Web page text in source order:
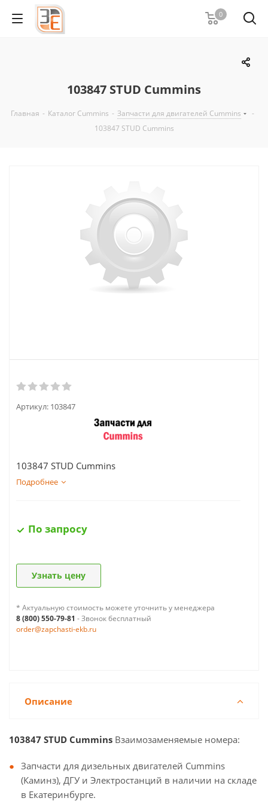
0
103847 STUD Cummins
Главная - Каталог Cummins - Запчасти для двигателей Cummins
-
103847 STUD Cummins
Артикул: 103847
103847 STUD Cummins
Подробнее
По запросу
Узнать цену
* Актуальную стоимость можете уточнить у менеджера
8 (800) 550-79-81 - Звонок бесплатный
order@zapchasti-ekb.ru
Описание
103847 STUD Cummins Взаимозаменяемые номера:
Запчасти для дизельных двигателей Cummins
(Каминз), ДГУ и Электростанций в наличии на складе
в Екатеринбурге.